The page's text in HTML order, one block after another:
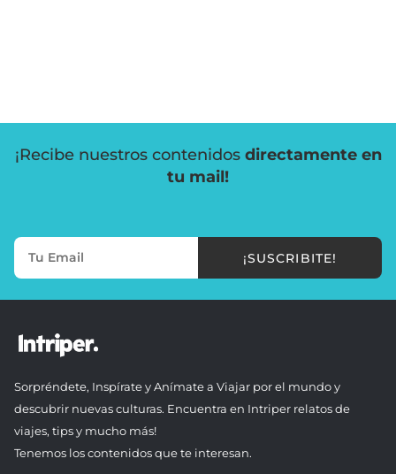
¡Recibe nuestros contenidos directamente en
tu mail!
¡SUSCRIBITE!
Sorpréndete, Inspírate y Anímate a Viajar por el mundo y
descubrir nuevas culturas. Encuentra en Intriper relatos de
viajes, tips y mucho más!
Tenemos los contenidos que te interesan.